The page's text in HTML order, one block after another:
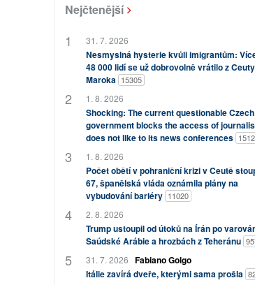
Nejčtenější
31. 7. 2026
Nesmyslná hysterie kvůli imigrantům:
48 000 lidí se už dobrovolně vrátilo z
Maroka 15305
1. 8. 2026
Shocking: The current questionable Czech
government blocks the access of
does not like to its news conferences
1. 8. 2026
Počet obětí v pohraniční krizi v Ceutě
67, španělská vláda oznámila plány na
vybudování bariéry 11020
2. 8. 2026
Trump ustoupil od útoků na Írán po
Saúdské Arábie a hrozbách z Teheránu
31. 7. 2026 Fabiano Golgo
Itálie zavírá dveře, kterými sama prošla